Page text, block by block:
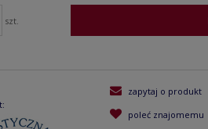
szt.
zapytaj o produkt
poleć znajomemu